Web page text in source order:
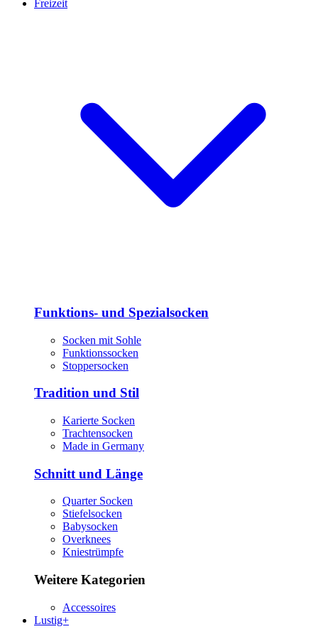
Freizeit
Funktions- und Spezialsocken
Socken mit Sohle
Funktionssocken
Stoppersocken
Tradition und Stil
Karierte Socken
Trachtensocken
Made in Germany
Schnitt und Länge
Quarter Socken
Stiefelsocken
Babysocken
Overknees
Kniestrümpfe
Weitere Kategorien
Accessoires
Lustig+